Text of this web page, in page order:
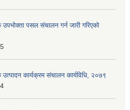
पसल संचालन गर्न जारी गरिएको
कार्यक्रम संचालन कार्यविधि, २०७९